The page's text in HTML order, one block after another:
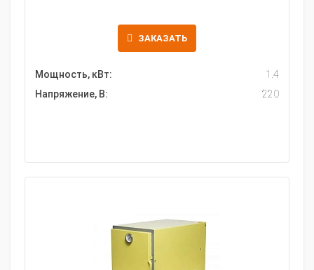
ЗАКАЗАТЬ
Мощность, кВт:
1.4
Напряжение, В:
220